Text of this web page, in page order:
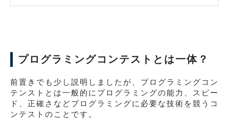
プログラミングコンテストとは一体？
前置きでも少し説明しましたが、プログラミングコン
テンストとは一般的にプログラミングの能力、スピー
ド、正確さなどプログラミングに必要な技術を競うコ
ンテストのことです。